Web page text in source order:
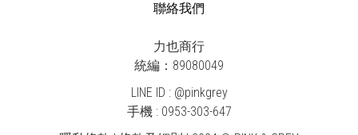
聯絡我們
力也商行
統編：89080049
LINE ID : @pinkgrey
手機 : 0953-303-647